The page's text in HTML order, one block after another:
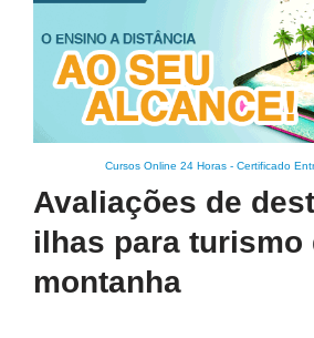
Cursos Online 24 Horas - Certificado
Avaliações de
ilhas para turismo
montanha